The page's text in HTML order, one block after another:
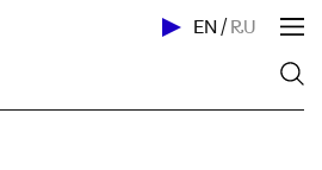
EN / RU